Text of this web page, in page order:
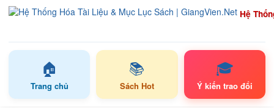
Hệ
🏠
Trang chủ
📚
Sách Hot
🎓
Ý kiến trao đổi